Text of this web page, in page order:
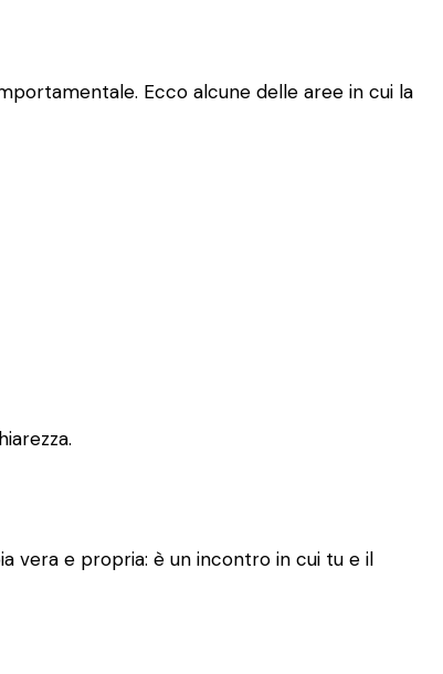
Ecco alcune delle aree in cui la
vera e propria: è un incontro in cui tu e il